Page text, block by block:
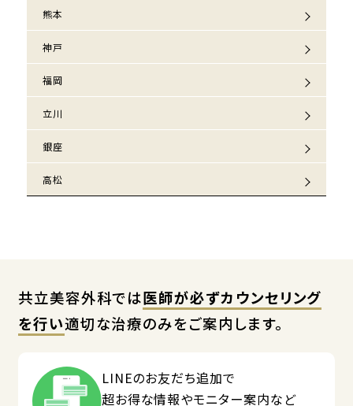
熊本
神戸
福岡
立川
銀座
高松
共立美容外科では医師が必ずカウンセリング
を行い適切な治療のみをご案内します。
LINEのお友だち追加で
超お得な情報やモニター案内など